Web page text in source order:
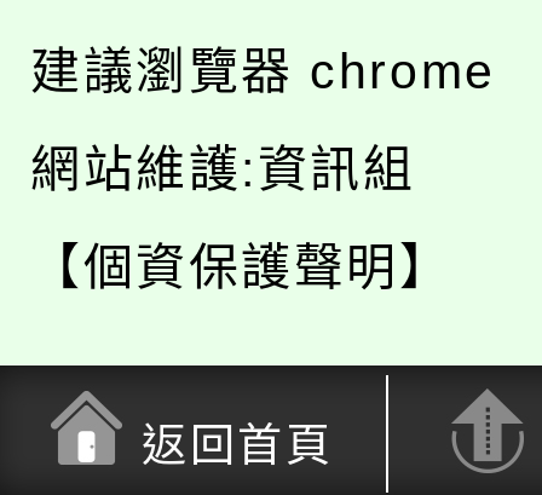
建議瀏覽器 chrome
網站維護:資訊組
【個資保護聲明】
返回首頁